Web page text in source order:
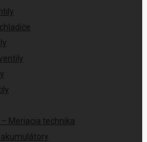
Meriacia technika